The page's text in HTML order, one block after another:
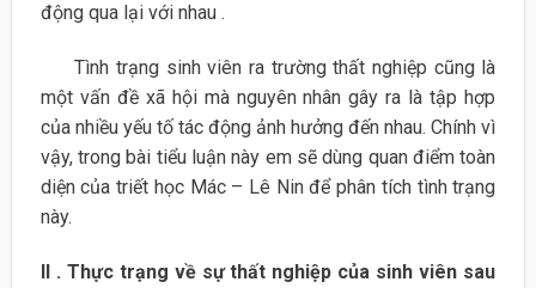
động qua lại với nhau .
Tình trạng sinh viên ra trường thất nghiệp cũng là
một vấn đề xã hội mà nguyên nhân gây ra là tập hợp
của nhiều yếu tố tác động ảnh hưởng đến nhau. Chính vì
vậy, trong bài tiểu luận này em sẽ dùng quan điểm toàn
diện của triết học Mác – Lê Nin để phân tích tình trạng
này.
II . Thực trạng về sự thất nghiệp của sinh viên sau